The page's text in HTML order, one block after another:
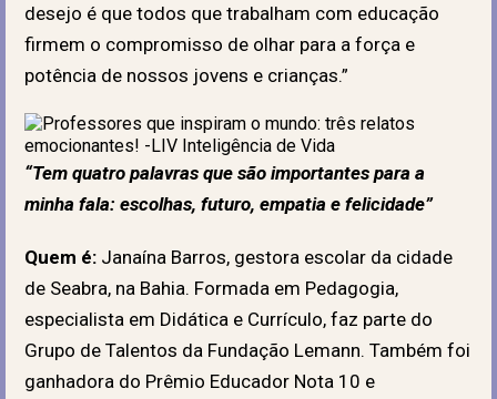
desejo é que todos que trabalham com educação
firmem o compromisso de olhar para a força e
potência de nossos jovens e crianças.”
“Tem quatro palavras que são importantes para a
minha fala: escolhas, futuro, empatia e felicidade”
Quem é: Janaína Barros, gestora escolar da cidade
de Seabra, na Bahia. Formada em Pedagogia,
especialista em Didática e Currículo, faz parte do
Grupo de Talentos da Fundação Lemann. Também foi
ganhadora do Prêmio Educador Nota 10 e